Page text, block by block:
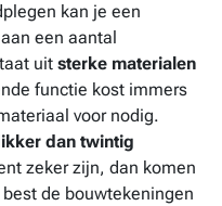
kan je een
een aantal
uit sterke materialen
functie kost immers
voor nodig.
dan twintig
zeker zijn, dan komen
de bouwtekeningen